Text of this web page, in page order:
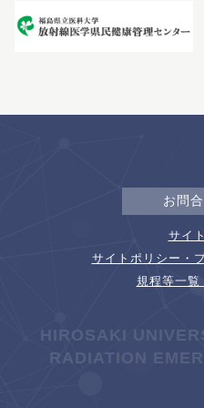
お問
サイ
サイトポリシー・
規程等一覧
HIROSAKI
RADIATION